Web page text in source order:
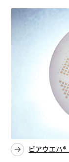
ビアウエハ®